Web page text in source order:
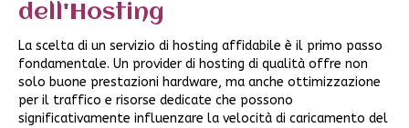
dell'Hosting
La scelta di un servizio di hosting affidabile è il primo passo
fondamentale. Un provider di hosting di qualità offre non
solo buone prestazioni hardware, ma anche ottimizzazione
per il traffico e risorse dedicate che possono
significativamente influenzare la velocità di caricamento del